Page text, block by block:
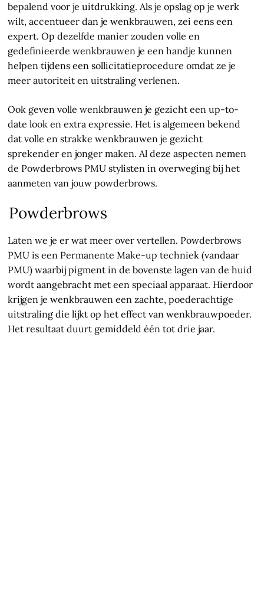
bepalend voor je uitdrukking. Als je opslag op je werk
wilt, accentueer dan je wenkbrauwen, zei eens een
expert. Op dezelfde manier zouden volle en
gedefinieerde wenkbrauwen je een handje kunnen
helpen tijdens een sollicitatieprocedure omdat ze je
meer autoriteit en uitstraling verlenen.
Ook geven volle wenkbrauwen je gezicht een up-to-
date look en extra expressie. Het is algemeen bekend
dat volle en strakke wenkbrauwen je gezicht
sprekender en jonger maken. Al deze aspecten nemen
de Powderbrows PMU stylisten in overweging bij het
aanmeten van jouw powderbrows.
Powderbrows
Laten we je er wat meer over vertellen. Powderbrows
PMU is een Permanente Make-up techniek (vandaar
PMU) waarbij pigment in de bovenste lagen van de huid
wordt aangebracht met een speciaal apparaat. Hierdoor
krijgen je wenkbrauwen een zachte, poederachtige
uitstraling die lijkt op het effect van wenkbrauwpoeder.
Het resultaat duurt gemiddeld één tot drie jaar.